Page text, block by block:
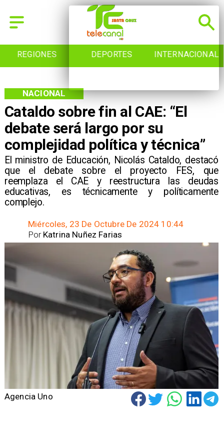
REGIONES DEPORTES INTERNACIONAL
Cataldo sobre fin al CAE: “El
debate será largo por su
complejidad política y técnica”
​El ministro de Educación, Nicolás Cataldo, destacó
que el debate sobre el proyecto FES, que
reemplaza el CAE y reestructura las deudas
educativas, es técnicamente y políticamente
complejo.
NACIONAL
Miércoles, 23 De Octubre De 2024 10:44
Katrina Nuñez Farias
Por
Agencia Uno